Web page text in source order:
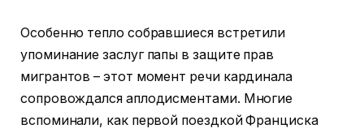
Особенно тепло собравшиеся встретили
упоминание заслуг папы в защите прав
мигрантов – этот момент речи кардинала
сопровождался аплодисментами. Многие
вспоминали, как первой поездкой Франциска